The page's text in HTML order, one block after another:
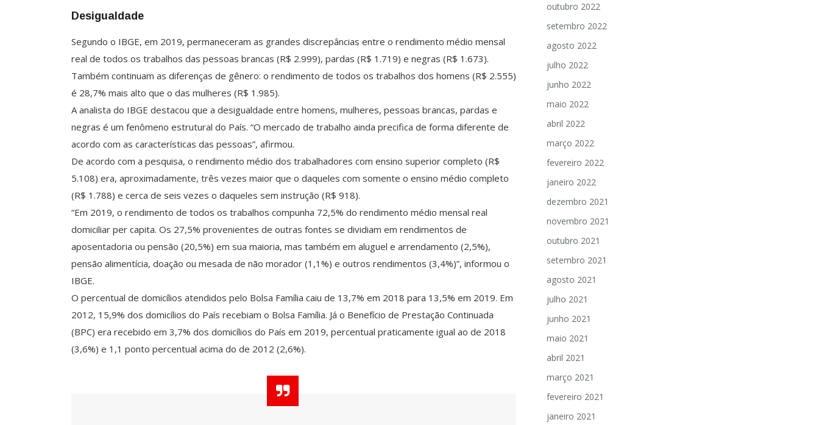
Desigualdade
Segundo o IBGE, em 2019, permaneceram as grandes discrepâncias entre o rendimento médio mensal
real de todos os trabalhos das pessoas brancas (R$ 2.999), pardas (R$ 1.719) e negras (R$ 1.673).
Também continuam as diferenças de gênero: o rendimento de todos os trabalhos dos homens (R$ 2.555)
é 28,7% mais alto que o das mulheres (R$ 1.985).
A analista do IBGE destacou que a desigualdade entre homens, mulheres, pessoas brancas, pardas e
negras é um fenômeno estrutural do País. “O mercado de trabalho ainda precifica de forma diferente de
acordo com as características das pessoas”, afirmou.
De acordo com a pesquisa, o rendimento médio dos trabalhadores com ensino superior completo (R$
5.108) era, aproximadamente, três vezes maior que o daqueles com somente o ensino médio completo
(R$ 1.788) e cerca de seis vezes o daqueles sem instrução (R$ 918).
“Em 2019, o rendimento de todos os trabalhos compunha 72,5% do rendimento médio mensal real
domiciliar per capita. Os 27,5% provenientes de outras fontes se dividiam em rendimentos de
aposentadoria ou pensão (20,5%) em sua maioria, mas também em aluguel e arrendamento (2,5%),
pensão alimentícia, doação ou mesada de não morador (1,1%) e outros rendimentos (3,4%)”, informou o
IBGE.
O percentual de domicílios atendidos pelo Bolsa Família caiu de 13,7% em 2018 para 13,5% em 2019. Em
2012, 15,9% dos domicílios do País recebiam o Bolsa Família. Já o Benefício de Prestação Continuada
(BPC) era recebido em 3,7% dos domicílios do País em 2019, percentual praticamente igual ao de 2018
(3,6%) e 1,1 ponto percentual acima do de 2012 (2,6%).
outubro 2022
setembro 2022
agosto 2022
julho 2022
junho 2022
maio 2022
abril 2022
março 2022
fevereiro 2022
janeiro 2022
dezembro 2021
novembro 2021
outubro 2021
setembro 2021
agosto 2021
julho 2021
junho 2021
maio 2021
abril 2021
março 2021
fevereiro 2021
janeiro 2021